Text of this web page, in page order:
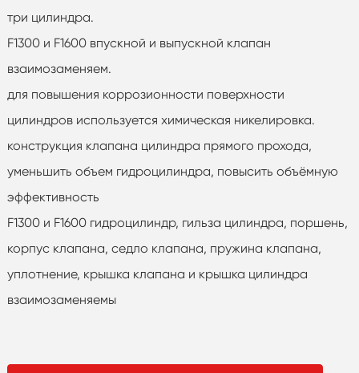
три цилиндра.
F1300 и F1600 впускной и выпускной клапан
взаимозаменяем.
для повышения коррозионности поверхности
цилиндров используется химическая никелировка.
конструкция клапана цилиндра прямого прохода,
уменьшить объем гидроцилиндра, повысить объёмную
эффективность
F1300 и F1600 гидроцилиндр, гильза цилиндра, поршень,
корпус клапана, седло клапана, пружина клапана,
уплотнение, крышка клапана и крышка цилиндра
взаимозаменяемы